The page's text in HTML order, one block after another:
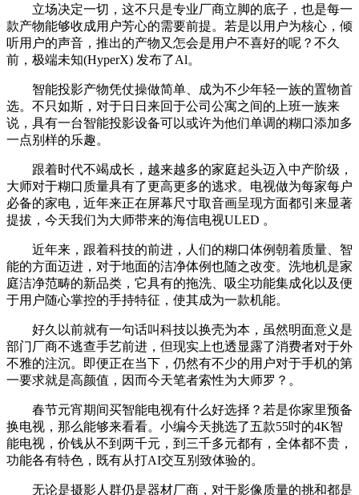
立场决定一切，这不只是专业厂商立脚的底子，也是每一
款产物能够收成用户芳心的需要前提。若是以用户为核心，倾
听用户的声音，推出的产物又怎会是用户不喜好的呢？不久
前，极端未知(HyperX) 发布了Al。
智能投影产物凭仗操做简单、成为不少年轻一族的置物首
选。不只如斯，对于日日来回于公司公寓之间的上班一族来
说，具有一台智能投影设备可以或许为他们单调的糊口添加多
一点别样的乐趣。
跟着时代不竭成长，越来越多的家庭起头迈入中产阶级，
大师对于糊口质量具有了更高更多的逃求。电视做为每家每户
必备的家电，近年来正在屏幕尺寸取音画呈现方面都引来显著
提拔，今天我们为大师带来的海信电视ULED 。
近年来，跟着科技的前进，人们的糊口体例朝着质量、智
能的方面迈进，对于地面的洁净体例也随之改变。洗地机是家
庭洁净范畴的新品类，它具有的拖洗、吸尘功能集成化以及便
于用户随心掌控的手持特征，使其成为一款机能。
好久以前就有一句话叫科技以换壳为本，虽然明面意义是
部门厂商不逃查手艺前进，但现实上也透显露了消费者对于外
不雅的注沉。即便正在当下，仍然有不少的用户对于手机的第
一要求就是高颜值，因而今天笔者索性为大师罗？。
春节元宵期间买智能电视有什么好选择？若是你家里预备
换电视，那么能够来看看。小编今天挑选了五款55吋的4K智
能电视，价钱从不到两千元，到三千多元都有，全体都不贵，
功能各有特色，既有从打AI交互别致体验的。
无论是摄影人群仍是器材厂商，对于影像质量的挑和都是